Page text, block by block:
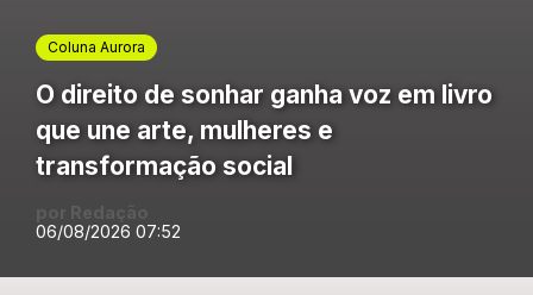
Coluna Aurora
O direito de sonhar ganha voz em livro
que une arte, mulheres e
transformação social
06/08/2026 07:52